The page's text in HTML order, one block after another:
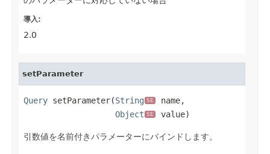
導入:
2.0
setParameter
Query setParameter(String SE
name,
Object SE value)
引数値を名前付きパラメーターにバインドします。